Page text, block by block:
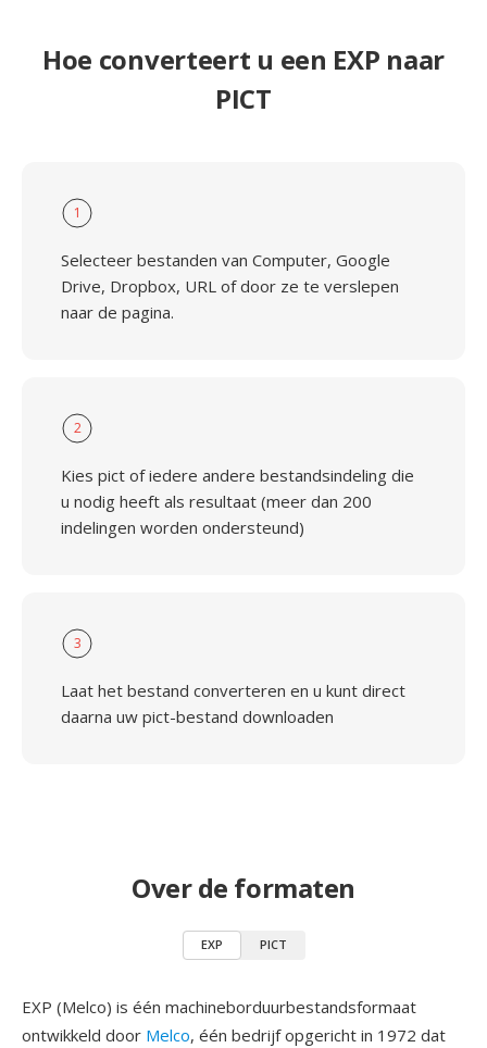
Hoe converteert u een EXP naar
PICT
1
Selecteer bestanden van Computer, Google
Drive, Dropbox, URL of door ze te verslepen
naar de pagina.
2
Kies pict of iedere andere bestandsindeling die
u nodig heeft als resultaat (meer dan 200
indelingen worden ondersteund)
3
Laat het bestand converteren en u kunt direct
daarna uw pict-bestand downloaden
Over de formaten
EXP PICT
EXP (Melco) is één machineborduurbestandsformaat
ontwikkeld door Melco, één bedrijf opgericht in 1972 dat